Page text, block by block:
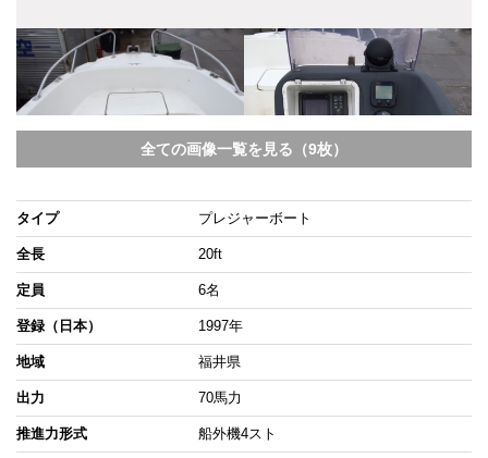
全ての画像一覧を見る（9枚）
タイプ プレジャーボート
全長 20ft
定員 6名
登録（日本） 1997年
地域 福井県
出力 70馬力
推進力形式 船外機4スト